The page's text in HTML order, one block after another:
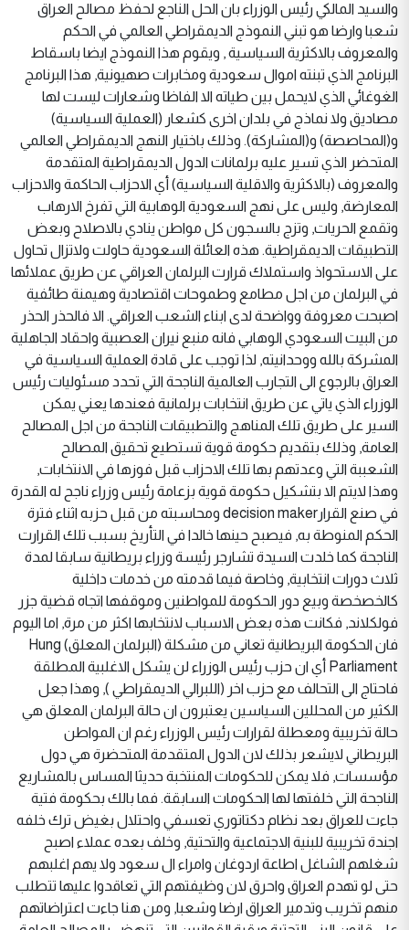
والسيد المالكي رئيس الوزراء بان الحل الناجع لحفظ مصالح العراق
شعبا وارضا هو تبني النموذج الديمقراطي العالمي في الحكم
والمعروف بالاكثرية السياسية , ويقوم هذا النموذج ايضا باسقاط
البرنامج الذي تبنته اموال سعودية ومخابرات صهيونية, هذا البرنامج
الغوغائي الذي لايحمل بين طياته الا الفاظا وشعارات ليست لها
مصاديق ولا نماذج في بلدان اخرى كشعار (العملية السياسية)
و(المحاصصة) و(المشاركة). وذلك باختيار النهج الديمقراطي العالمي
المتحضر الذي تسير عليه برلمانات الدول الديمقراطية المتقدمة
والمعروف (بالاكثرية والاقلية السياسية) أي الاحزاب الحاكمة والاحزاب
المعارضة, وليس على نهج السعودية الوهابية التي تفرخ الارهاب
وتقمع الحريات, وتزج بالسجون كل مواطن ينادي بالاصلاح وبعض
التطبيقات الديمقراطية. هذه العائلة السعودية حاولت ولاتزال تحاول
على الاستحواذ واستملاك قرارت البرلمان العراقي عن طريق عملائها
في البرلمان من اجل مطامع وطموحات اقتصادية وهيمنة طائفية
اصبحت معروفة وواضحة لدى ابناء الشعب العراقي. الا فالحذر الحذر
من البيت السعودي الوهابي فانه منبع نيران العصبية واحقاد الجاهلية
المشركة بالله ووحدانيته, لذا توجب على قادة العملية السياسية في
العراق بالرجوع الى التجارب العالمية الناجحة التي تحدد مسئوليات رئيس
الوزراء الذي ياتي عن طريق انتخابات برلمانية فعندها يعني يمكن
السير على طريق تلك المناهج والتطبيقات الناجحة من اجل المصالح
العامة, وذلك بتقديم حكومة قوية تستطيع تحقيق المصالح
الشعببة التي وعدتهم بها تلك الاحزاب قبل فوزها في الانتخابات,
وهذا لايتم الا بتشكيل حكومة قوية بزعامة رئيس وزراء ناجح له القدرة
في صنع القرارdecision maker ومحاسبته من قبل حزبه اثناء فترة
الحكم المنوطة به, فيصبح حينها خالدا في التأريخ بسبب تلك القرارت
الناجحة كما خلدت السيدة تشارجر رئيسة وزراء بريطانية سابقا لمدة
ثلاث دورات انتخابية, وخاصة فيما قدمته من خدمات داخلية
كالخصخصة وبيع دور الحكومة للمواطنين وموقفها اتجاه قضية جزر
فولكلاند, فكانت هذه بعض الاسباب لانتخابها اكثر من مرة, اما اليوم
فان الحكومة البريطانية تعاني من مشكلة (البرلمان المعلق) Hung
Parliament أي ان حزب رئيس الوزراء لن يشكل الاغلبية المطلقة
فاحتاج الى التحالف مع حزب اخر (اللبرالي الديمقراطي ), وهذا جعل
الكثير من المحللين السياسين يعتبرون ان حالة البرلمان المعلق هي
حالة تخريبية ومعطلة لقرارات رئيس الوزراء رغم ان المواطن
البريطاني لايشعر بذلك لان الدول المتقدمة المتحضرة هي دول
مؤسسات, فلا يمكن للحكومات المنتخبة حديثا المساس بالمشاريع
الناجحة التي خلفتها لها الحكومات السابقة. فما بالك بحكومة فتية
جاءت للعراق بعد نظام دكتاتوري تعسفي واحتلال بغيض ترك خلفه
اجندة تخريبية للبنية الاجتماعية والتحتية, وخلف بعده عملاء اصبح
شغلهم الشاغل اطاعة اردوغان وامراء ال سعود ولا يهم اغلبهم
حتى لو تهدم العراق واحرق لان وظيفتهم التي تعاقدوا عليها تتطلب
منهم تخريب وتدمير العراق ارضا وشعبا, ومن هنا جاءت اعتراضاتهم